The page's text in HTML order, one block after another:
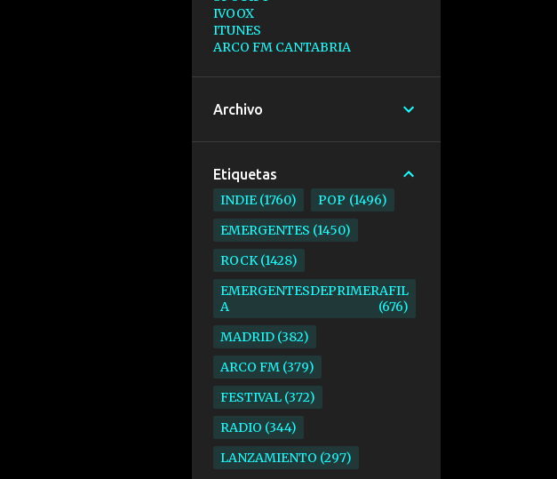
IVOOX
ITUNES
ARCO FM CANTABRIA
Archivo
Etiquetas
INDIE 1760 POP 1496
EMERGENTES 1450
ROCK 1428
EMERGENTESDEPRIMERAFIL
A
676
MADRID 382
ARCO FM 379
FESTIVAL 372
RADIO 344
LANZAMIENTO 297